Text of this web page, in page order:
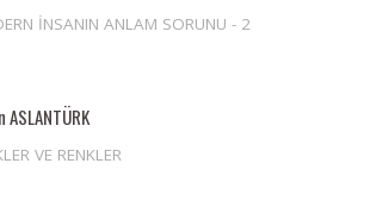
İNSANIN ANLAM SORUNU - 2
ASLANTÜRK
VE RENKLER